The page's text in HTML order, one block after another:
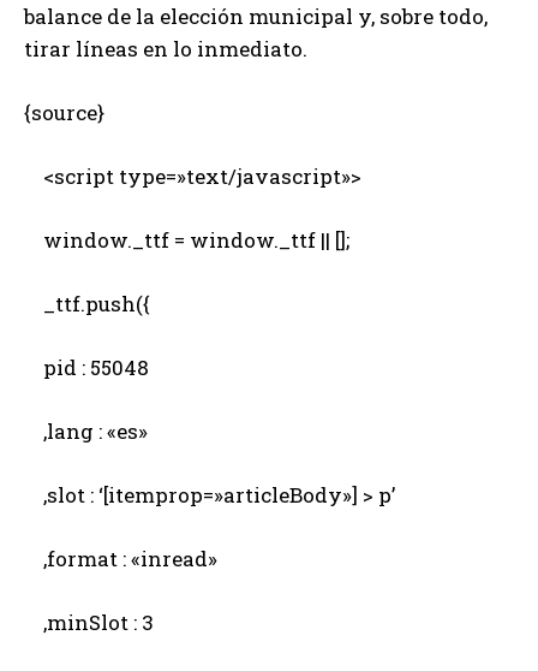
balance de la elección municipal y, sobre todo,
tirar líneas en lo inmediato.
{source}
<script type=»text/javascript»>
window._ttf = window._ttf || [];
_ttf.push({
pid : 55048
,lang : «es»
,slot : ‘[itemprop=»articleBody»] > p’
,format : «inread»
,minSlot : 3